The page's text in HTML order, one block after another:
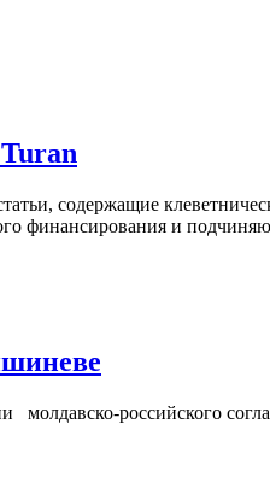
содержащие
финансирования и
российского